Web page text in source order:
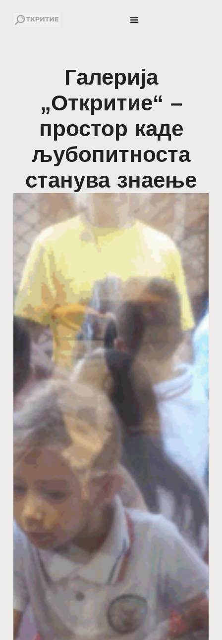
Галерија
„Откритие“ –
простор каде
љубопитноста
станува знаење